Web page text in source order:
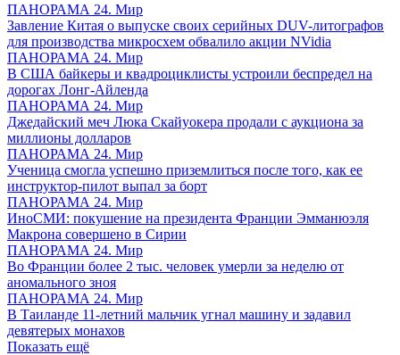
ПАНОРАМА 24. Мир
Завление Китая о выпуске своих серийных DUV-литографов
для производства микросхем обвалило акции NVidia
ПАНОРАМА 24. Мир
В США байкеры и квадроциклисты устроили беспредел на
дорогах Лонг-Айленда
ПАНОРАМА 24. Мир
Джедайский меч Люка Скайуокера продали с аукциона за
миллионы долларов
ПАНОРАМА 24. Мир
Ученица смогла успешно приземлиться после того, как ее
инструктор-пилот выпал за борт
ПАНОРАМА 24. Мир
ИноСМИ: покушение на президента Франции Эмманюэля
Макрона совершено в Сирии
ПАНОРАМА 24. Мир
Во Франции более 2 тыс. человек умерли за неделю от
аномального зноя
ПАНОРАМА 24. Мир
В Таиланде 11-летний мальчик угнал машину и задавил
девятерых монахов
Показать ещё